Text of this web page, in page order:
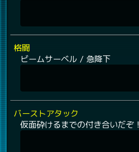
格闘
ビームサーベル / 急降下
バーストアタック
仮面砕けるまでの付き合いだぞ！